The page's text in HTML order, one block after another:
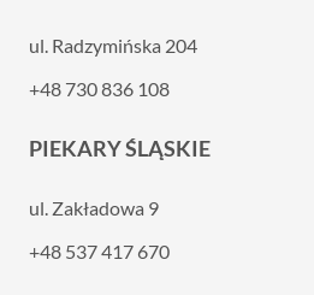
ul. Radzymińska 204
+48 730 836 108
PIEKARY ŚLĄSKIE
ul. Zakładowa 9
+48 537 417 670